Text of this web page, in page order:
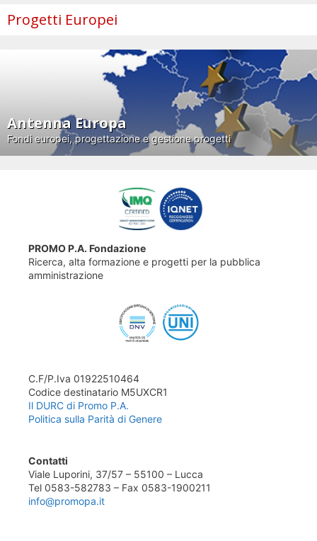
Progetti Europei
Antenna Europa
Fondi europei, progettazione e gestione progetti
PROMO P.A. Fondazione
Ricerca, alta formazione e progetti per la pubblica
amministrazione
C.F/P.Iva 01922510464
Codice destinatario M5UXCR1
Il DURC di Promo P.A.
Politica sulla Parità di Genere
Contatti
Viale Luporini, 37/57 – 55100 – Lucca
Tel 0583-582783 – Fax 0583-1900211
info@promopa.it